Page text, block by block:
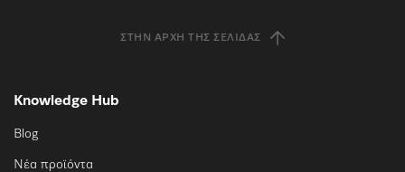
ΣΤΗΝ ΑΡΧΉ ΤΗΣ ΣΕΛΊΔΑΣ
Knowledge Hub
Blog
Νέα προϊόντα